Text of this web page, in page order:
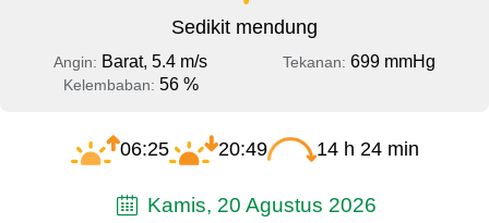
Sedikit mendung
Angin: Barat, 5.4 m/s Tekanan: 699 mmHg
Kelembaban: 56 %
06:25 20:49 14 h 24 min
Kamis, 20 Agustus 2026